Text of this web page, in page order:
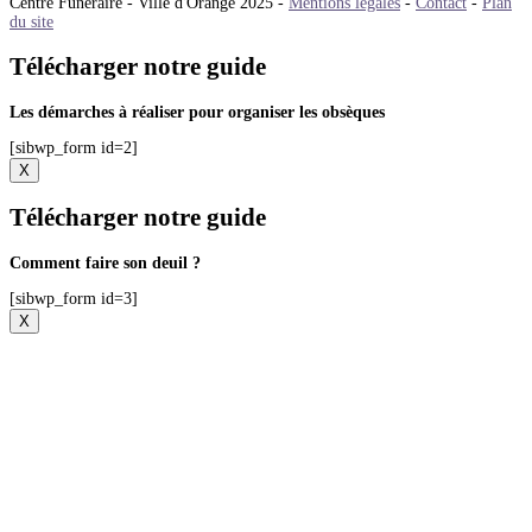
du site
Télécharger notre guide
Les démarches à réaliser pour organiser les obsèques
[sibwp_form id=2]
X
Télécharger notre guide
Comment faire son deuil ?
[sibwp_form id=3]
X